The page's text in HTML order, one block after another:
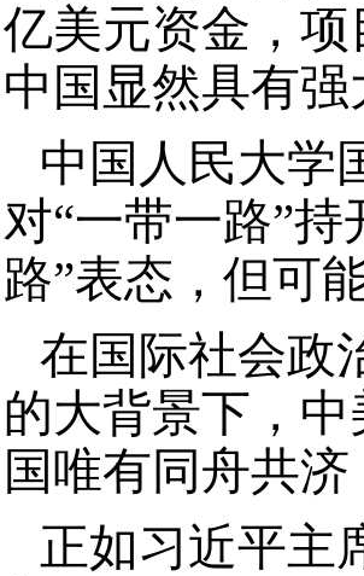
亿美元资金，
中国显然具有
中国人民大学
对“一带一路”
路”表态，但可
在国际社会政
的大背景下，
国唯有同舟共
正如习近平主